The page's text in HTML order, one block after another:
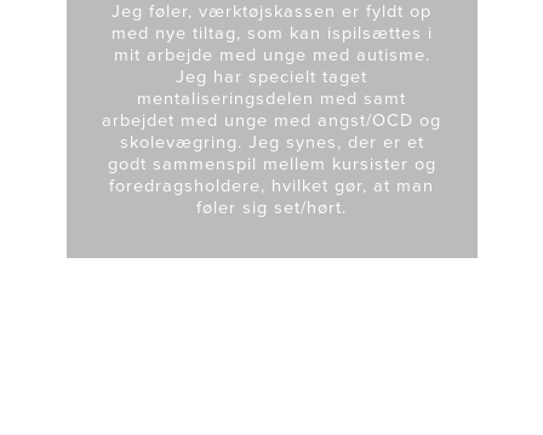
Jeg føler, værktøjskassen er fyldt op
med nye tiltag, som kan ispilsættes i
mit arbejde med unge med autisme.
Jeg har specielt taget
mentaliseringsdelen med samt
arbejdet med unge med angst/OCD og
skolevægring. Jeg synes, der er et
godt sammenspil mellem kursister og
foredragsholdere, hvilket gør, at man
føler sig set/hørt.